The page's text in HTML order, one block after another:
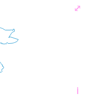
i
⤢